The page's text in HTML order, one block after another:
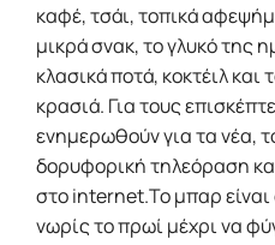
καφέ, τσάι, τοπικά
μικρά σνακ, το γλυκό της
κλασικά ποτά, κοκτέιλ και
κρασιά. Για τους
ενημερωθούν για τα νέα,
δορυφορική τηλεόραση
στο internet.Το μπαρ είναι
νωρίς το πρωί μέχρι να